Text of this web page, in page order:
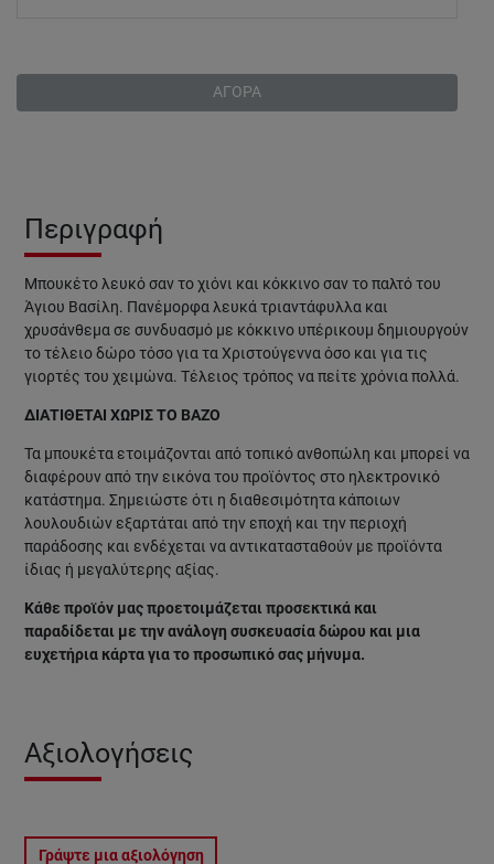
ΑΓΟΡΑ
Περιγραφή
Μπουκέτο λευκό σαν το χιόνι και κόκκινο σαν το παλτό του
Άγιου Βασίλη. Πανέμορφα λευκά τριαντάφυλλα και
χρυσάνθεμα σε συνδυασμό με κόκκινο υπέρικουμ δημιουργούν
το τέλειο δώρο τόσο για τα Χριστούγεννα όσο και για τις
γιορτές του χειμώνα. Τέλειος τρόπος να πείτε χρόνια πολλά.
ΔΙΑΤΙΘΕΤΑΙ ΧΩΡΙΣ ΤΟ ΒΑΖΟ
Τα μπουκέτα ετοιμάζονται από τοπικό ανθοπώλη και μπορεί να
διαφέρουν από την εικόνα του προϊόντος στο ηλεκτρονικό
κατάστημα. Σημειώστε ότι η διαθεσιμότητα κάποιων
λουλουδιών εξαρτάται από την εποχή και την περιοχή
παράδοσης και ενδέχεται να αντικατασταθούν με προϊόντα
ίδιας ή μεγαλύτερης αξίας.
Κάθε προϊόν μας προετοιμάζεται προσεκτικά και
παραδίδεται με την ανάλογη συσκευασία δώρου και μια
ευχετήρια κάρτα για το προσωπικό σας μήνυμα.
Αξιολογήσεις
Γράψτε μια αξιολόγηση